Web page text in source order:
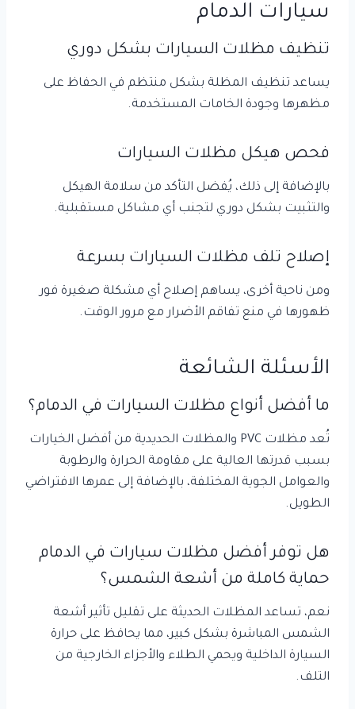
سيارات الدمام
تنظيف مظلات السيارات بشكل دوري
يساعد تنظيف المظلة بشكل منتظم في الحفاظ على
مظهرها وجودة الخامات المستخدمة.
فحص هيكل مظلات السيارات
بالإضافة إلى ذلك، يُفضل التأكد من سلامة الهيكل
والتثبيت بشكل دوري لتجنب أي مشاكل مستقبلية.
إصلاح تلف مظلات السيارات بسرعة
ومن ناحية أخرى، يساهم إصلاح أي مشكلة صغيرة فور
ظهورها في منع تفاقم الأضرار مع مرور الوقت.
الأسئلة الشائعة
ما أفضل أنواع مظلات السيارات في الدمام؟
تُعد مظلات PVC والمظلات الحديدية من أفضل الخيارات
بسبب قدرتها العالية على مقاومة الحرارة والرطوبة
والعوامل الجوية المختلفة، بالإضافة إلى عمرها الافتراضي
الطويل.
هل توفر أفضل مظلات سيارات في الدمام
حماية كاملة من أشعة الشمس؟
نعم، تساعد المظلات الحديثة على تقليل تأثير أشعة
الشمس المباشرة بشكل كبير، مما يحافظ على حرارة
السيارة الداخلية ويحمي الطلاء والأجزاء الخارجية من
التلف.